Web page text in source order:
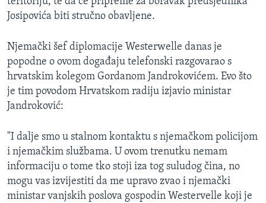
Josipovića biti stručno obavljene.
Njemački šef diplomacije Westerwelle danas je
popodne o ovom događaju telefonski razgovarao s
hrvatskim kolegom Gordanom Jandrokovićem. Evo što
je tim povodom Hrvatskom radiju izjavio ministar
Jandroković:
"I dalje smo u stalnom kontaktu s njemačkom policijom
i njemačkim službama. U ovom trenutku nemam
informaciju o tome tko stoji iza tog suludog čina, no
mogu vas izvijestiti da me upravo zvao i njemački
ministar vanjskih poslova gospodin Westervelle koji je